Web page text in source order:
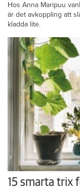
Hos Anna Maripuu
är det avkoppling att
kladda lite.
15 smarta trix